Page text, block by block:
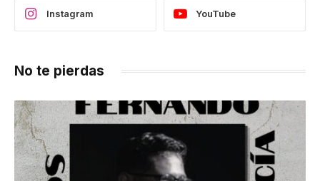
Instagram YouTube
No te pierdas